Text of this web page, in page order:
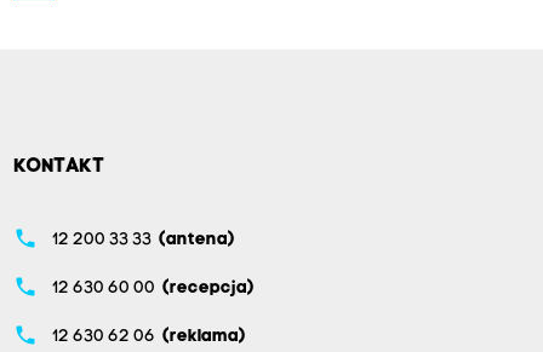
KONTAKT
phone 12 200 33 33 (antena)
phone 12 630 60 00 (recepcja)
phone 12 630 62 06 (reklama)